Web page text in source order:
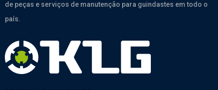
de peças e serviços de manutenção para guindastes em todo o
país.